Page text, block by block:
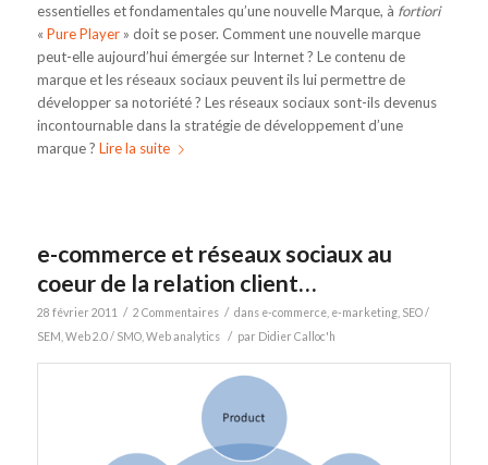
essentielles et fondamentales qu’une nouvelle Marque, à fortiori
« Pure Player» doit se poser. Comment une nouvelle marque
peut-elle aujourd’hui émergée sur Internet ? Le contenu de
marque et les réseaux sociaux peuvent ils lui permettre de
développer sa notoriété ? Les réseaux sociaux sont-ils devenus
incontournable dans la stratégie de développement d’une
marque ? Lire la suite
e-commerce et réseaux sociaux au
coeur de la relation client…
28 février 2011 / 2 Commentaires / dans e-commerce, e-marketing, SEO /
SEM Web 2.0 / SMO, Web analytics / par Didier Calloc'h